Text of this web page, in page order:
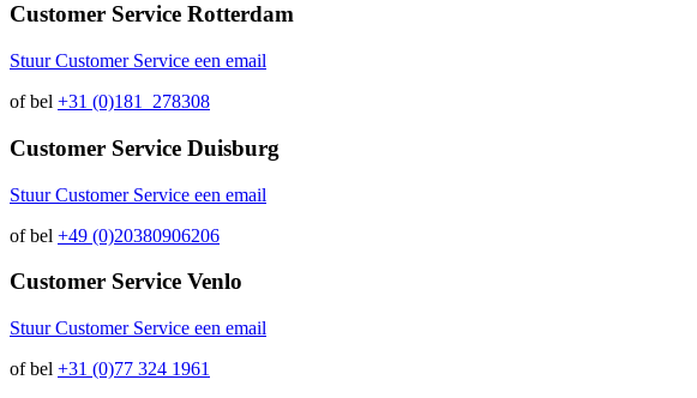
Customer Service Rotterdam
Stuur Customer Service een email
of bel +31 (0)181 278308
Customer Service Duisburg
Stuur Customer Service een email
of bel +49 (0)20380906206
Customer Service Venlo
Stuur Customer Service een email
of bel +31 (0)77 324 1961